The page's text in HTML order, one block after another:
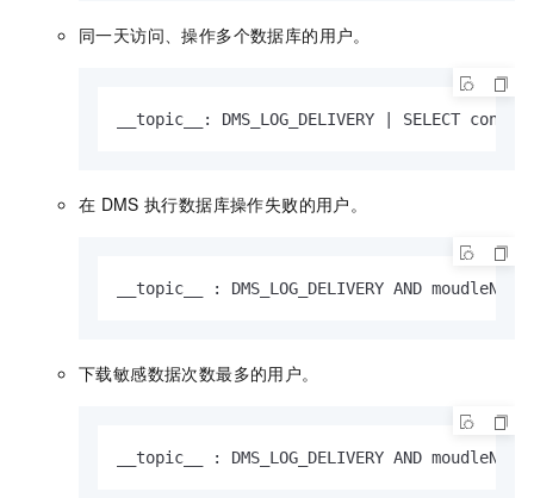
同一天访问、操作多个数据库的用户。
__topic__: DMS_LOG_DELIVERY | SELECT
在 DMS 执行数据库操作失败的用户。
__topic__ : DMS_LOG_DELIVERY AND
下载敏感数据次数最多的用户。
__topic__ : DMS_LOG_DELIVERY AND